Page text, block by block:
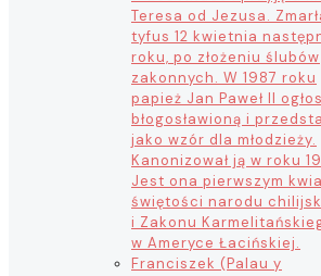
Teresa od Jezusa.
tyfus 12 kwietnia
roku, po złożeniu ślubów
zakonnych. W 1987 roku
papież Jan Paweł II
błogosławioną i
jako wzór dla młodzieży.
Kanonizował ją w roku
Jest ona pierwszym
świętości narodu
i Zakonu
w Ameryce Łacińskiej.
Franciszek (Palau y